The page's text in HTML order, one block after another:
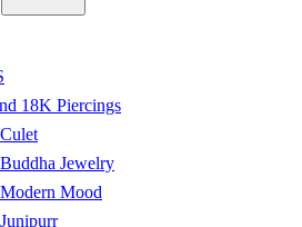
18K Piercings
Culet
Buddha Jewelry
Modern Mood
Junipurr